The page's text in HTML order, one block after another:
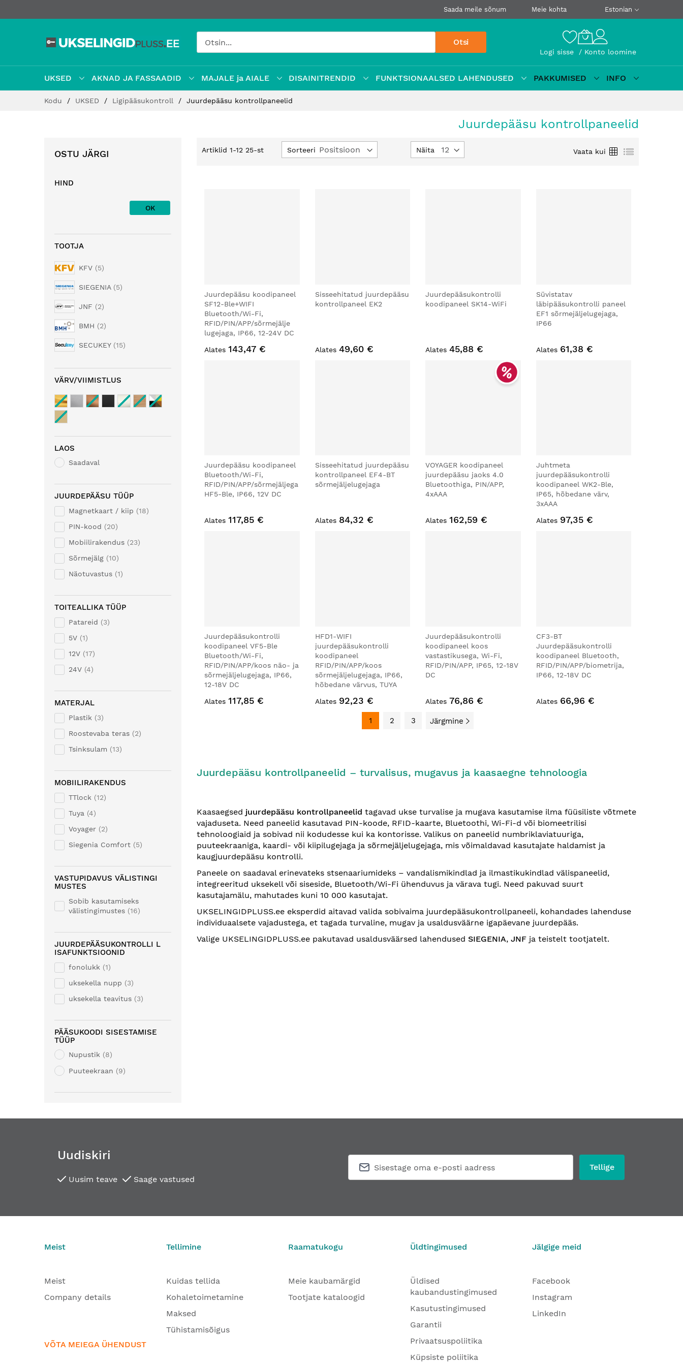
Saada meile sõnum Meie kohta Estonian
Otsi
Logi sisse Konto loomine
UKSED AKNAD JA FASSAADID MAJALE ja AIALE DISAINITRENDID FUNKTSIONAALSED LAHENDUSED PAKKUMISED
INFO
Kodu UKSED Ligipääsukontroll Juurdepääsu kontrollpaneelid
Juurdepääsu kontrollpaneelid
Artiklid 1-12 25-st Sorteeri Näita Vaata kui
Ruudustik
Loetelu
Juurdepääsu koodipaneel
SF12-Ble+WIFI
Bluetooth/Wi-Fi,
RFID/PIN/APP/sõrmejälje
lugejaga, IP66, 12-24V DC
Alates 143,47 €
Sisseehitatud juurdepääsu
kontrollpaneel EK2
Alates 49,60 €
Juurdepääsukontrolli
koodipaneel SK14-WiFi
Alates 45,88 €
Süvistatav
läbipääsukontrolli paneel
EF1 sõrmejäljelugejaga,
IP66
Alates 61,38 €
Juurdepääsu koodipaneel
Bluetooth/Wi-Fi,
RFID/PIN/APP/sõrmejäljega
HF5-Ble, IP66, 12V DC
Alates 117,85 €
Sisseehitatud juurdepääsu
kontrollpaneel EF4-BT
sõrmejäljelugejaga
Alates 84,32 €
VOYAGER koodipaneel
juurdepääsu jaoks 4.0
Bluetoothiga, PIN/APP,
4xAAA
Alates 162,59 €
Juhtmeta
juurdepääsukontrolli
koodipaneel WK2-Ble,
IP65, hõbedane värv,
3xAAA
Alates 97,35 €
Juurdepääsukontrolli
koodipaneel VF5-Ble
Bluetooth/Wi-Fi,
RFID/PIN/APP/koos näo- ja
sõrmejäljelugejaga, IP66,
12-18V DC
Alates 117,85 €
HFD1-WIFI
juurdepääsukontrolli
koodipaneel
RFID/PIN/APP/koos
sõrmejäljelugejaga, IP66,
hõbedane värvus, TUYA
Alates 92,23 €
Juurdepääsukontrolli
koodipaneel koos
vastastikusega, Wi-Fi,
RFID/PIN/APP, IP65, 12-18V
DC
Alates 76,86 €
CF3-BT
Juurdepääsukontrolli
koodipaneel Bluetooth,
RFID/PIN/APP/biometrija,
IP66, 12-18V DC
Alates 66,96 €
1 2 3 Järgmine
Juurdepääsu kontrollpaneelid – turvalisus, mugavus ja kaasaegne tehnoloogia
Kaasaegsed juurdepääsu kontrollpaneelid tagavad ukse turvalise ja mugava kasutamise ilma füüsiliste võtmete
vajaduseta. Need paneelid kasutavad PIN-koode, RFID-kaarte, Bluetoothi, Wi-Fi-d või biomeetrilisi
tehnoloogiaid ja sobivad nii kodudesse kui ka kontorisse. Valikus on paneelid numbriklaviatuuriga,
puuteekraaniga, kaardi- või kiipilugejaga ja sõrmejäljelugejaga, mis võimaldavad kasutajate haldamist ja
kaugjuurdepääsu kontrolli.
Paneele on saadaval erinevateks stsenaariumideks – vandalismikindlad ja ilmastikukindlad välispaneelid,
integreeritud uksekell või siseside, Bluetooth/Wi-Fi ühenduvus ja värava tugi. Need pakuvad suurt
kasutajamälu, mahutades kuni 10 000 kasutajat.
UKSELINGIDPLUSS.ee eksperdid aitavad valida sobivaima juurdepääsukontrollpaneeli, kohandades lahenduse
individuaalsete vajadustega, et tagada turvaline, mugav ja usaldusväärne igapäevane juurdepääs.
Valige UKSELINGIDPLUSS.ee pakutavad usaldusväärsed lahendused SIEGENIA, JNF ja teistelt tootjatelt.
OSTU JÄRGI
HIND
OK
TOOTJA
KFV 5
SIEGENIA 5
JNF 2
BMH 2
SECUKEY 15
VÄRV/VIIMISTLUS
LAOS
Saadaval
JUURDEPÄÄSU TÜÜP
Magnetkaart / kiip
18
PIN-kood
20
Mobiilirakendus
23
Sõrmejälg
10
Näotuvastus
1
TOITEALLIKA TÜÜP
Patareid
3
5V
1
12V
17
24V 4
MATERJAL
Plastik
3
Roostevaba teras
2
Tsinksulam
13
MOBIILIRAKENDUS
TTlock
12
Tuya
4
Voyager
2
Siegenia Comfort
5
VASTUPIDAVUS VÄLISTINGI
MUSTES
Sobib kasutamiseks
välistingimustes
16
JUURDEPÄÄSUKONTROLLI L
ISAFUNKTSIOONID
fonolukk
1
uksekella nupp
3
uksekella teavitus
3
PÄÄSUKOODI SISESTAMISE
TÜÜP
Nupustik
8
Puuteekraan
9
Uudiskiri
Uusim teave Saage vastused
Tellige
Meist
Meist
Company details
VÕTA MEIEGA ÜHENDUST
Tellimine
Kuidas tellida
Kohaletoimetamine
Maksed
Tühistamisõigus
Raamatukogu
Meie kaubamärgid
Tootjate kataloogid
Üldtingimused
Üldised
kaubandustingimused
Kasutustingimused
Garantii
Privaatsuspoliitika
Küpsiste poliitika
Jälgige meid
Facebook
Instagram
LinkedIn